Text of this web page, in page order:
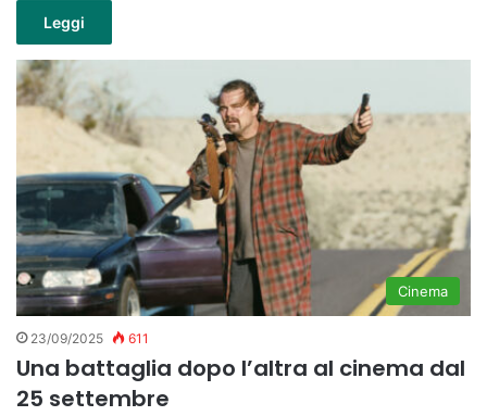
Leggi
Cinema
23/09/2025 611
Una battaglia dopo l’altra al cinema dal
25 settembre